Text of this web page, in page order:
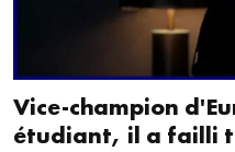
Vice-champion
étudiant, il a failli